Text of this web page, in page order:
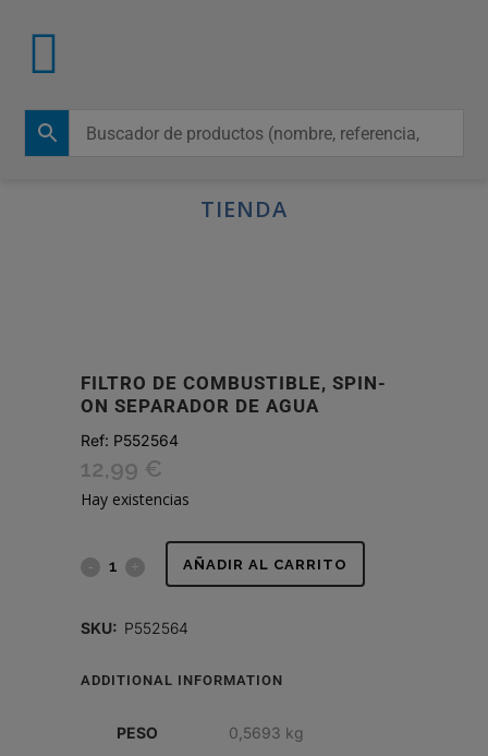
TIENDA
FILTRO DE COMBUSTIBLE, SPIN-
ON SEPARADOR DE AGUA
Ref: P552564
12,99 €
Hay existencias
FILTRO
SPIN-
AÑADIR AL CARRITO
SKU: P552564
ADDITIONAL INFORMATION
PESO 0,5693 kg